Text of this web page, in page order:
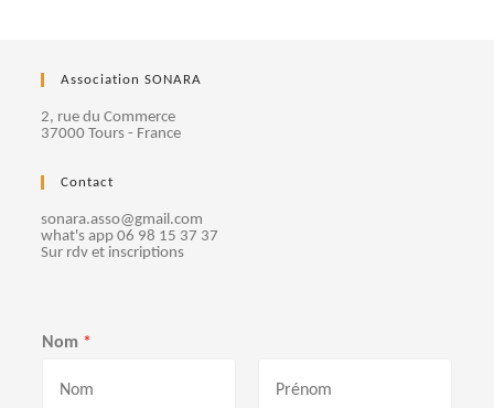
Association SONARA
2, rue du Commerce
37000 Tours - France
Contact
sonara.asso@gmail.com
what's app 06 98 15 37 37
Sur rdv et inscriptions
Nom *